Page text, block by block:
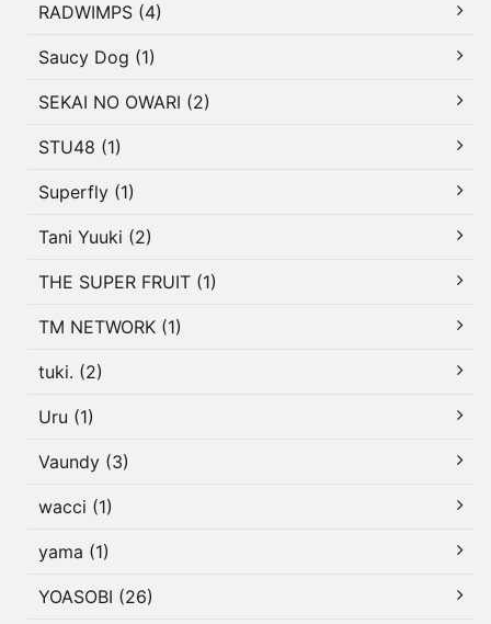
RADWIMPS (4)
Saucy Dog (1)
SEKAI NO OWARI (2)
STU48 (1)
Superfly (1)
Tani Yuuki (2)
THE SUPER FRUIT (1)
TM NETWORK (1)
tuki. (2)
Uru (1)
Vaundy (3)
wacci (1)
yama (1)
YOASOBI (26)